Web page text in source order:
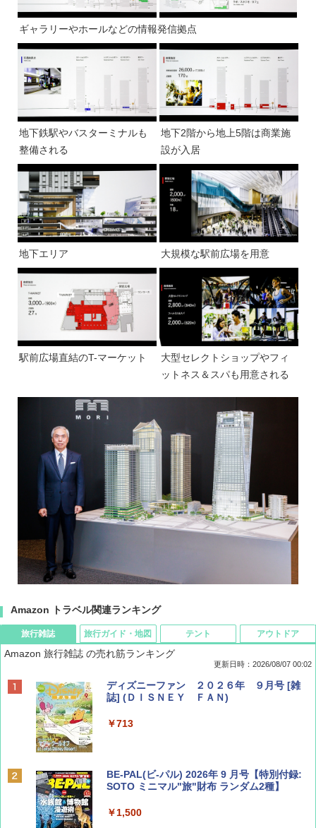
ギャラリーやホールなどの情報発信拠点
地下鉄駅やバスターミナルも
整備される
地下2階から地上5階は商業施
設が入居
地下エリア 大規模な駅前広場を用意
駅前広場直結のT-マーケット
大型セレクトショップやフィ
ットネス＆スパも用意される
Amazon トラベル関連ランキング
旅行雑誌
Amazon 旅行雑誌 の売れ筋ランキング
更新日時：2026/08/07 00:02
ディズニーファン ２０２６年 ９月号 [雑
誌] (ＤＩＳＮＥＹ ＦＡＮ)
￥713
BE-PAL(ビ-パル) 2026年 9 月号【特別付録:
SOTO ミニマル"旅"財布 ランダム2種】
￥1,500
旅行ガイド・地図 テント アウトドア